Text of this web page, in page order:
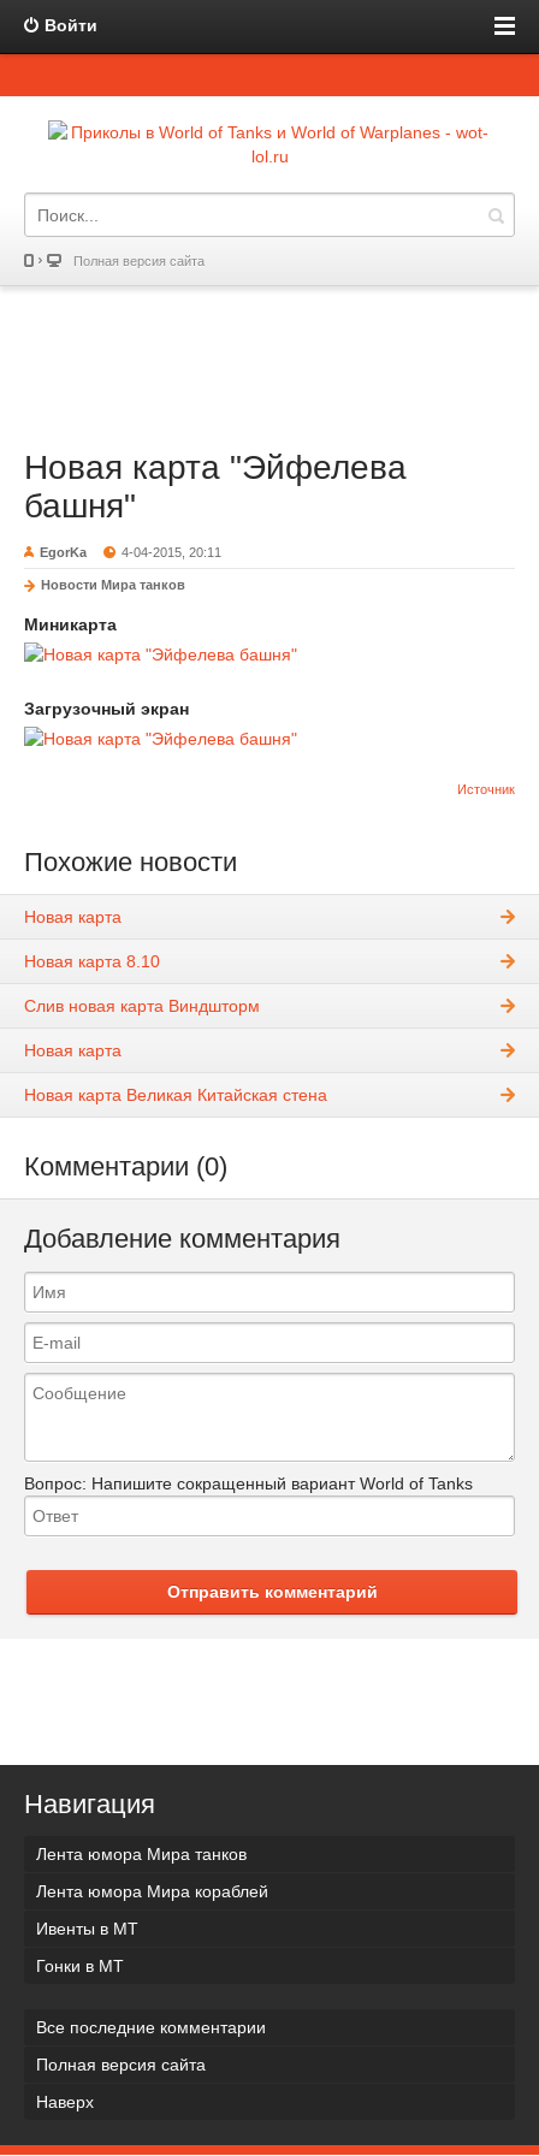
Войти
Полная версия сайта
Новая карта "Эйфелева
башня"
EgorKa 4-04-2015, 20:11
Новости Мира танков
Миникарта
Загрузочный экран
Источник
Похожие новости
Новая карта
Новая карта 8.10
Слив новая карта Виндшторм
Новая карта
Новая карта Великая Китайская стена
Комментарии (0)
Добавление комментария
Вопрос: Напишите сокращенный вариант World of Tanks
Отправить комментарий
Навигация
Лента юмора Мира танков
Лента юмора Мира кораблей
Ивенты в МТ
Гонки в МТ
Все последние комментарии
Полная версия сайта
Наверх